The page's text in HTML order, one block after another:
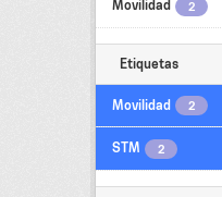
Movilidad 2
Etiquetas
Movilidad 2
STM 2